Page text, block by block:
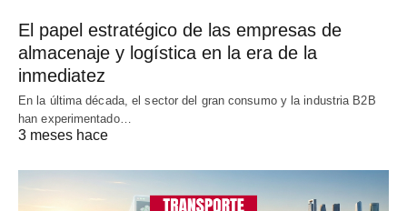
El papel estratégico de las empresas de
almacenaje y logística en la era de la
inmediatez
En la última década, el sector del gran consumo y la industria B2B
han experimentado…
3 meses hace